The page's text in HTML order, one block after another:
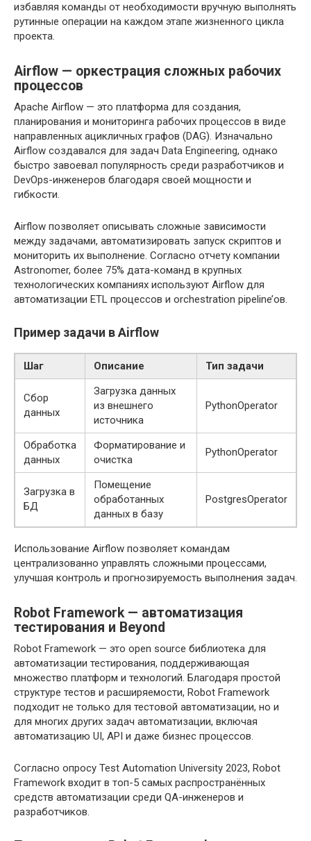
избавляя команды от необходимости вручную выполнять
рутинные операции на каждом этапе жизненного цикла
проекта.
Airflow — оркестрация сложных рабочих
процессов
Apache Airflow — это платформа для создания,
планирования и мониторинга рабочих процессов в виде
направленных ацикличных графов (DAG). Изначально
Airflow создавался для задач Data Engineering, однако
быстро завоевал популярность среди разработчиков и
DevOps-инженеров благодаря своей мощности и
гибкости.
Airflow позволяет описывать сложные зависимости
между задачами, автоматизировать запуск скриптов и
мониторить их выполнение. Согласно отчету компании
Astronomer, более 75% дата-команд в крупных
технологических компаниях используют Airflow для
автоматизации ETL процессов и orchestration pipeline’ов.
Пример задачи в Airflow
Шаг Описание Тип задачи
Сбор
данных
Загрузка данных
из внешнего
источника
PythonOperator
Обработка
данных
Форматирование и
очистка
PythonOperator
Загрузка в
БД
Помещение
обработанных
данных в базу
PostgresOperator
Использование Airflow позволяет командам
централизованно управлять сложными процессами,
улучшая контроль и прогнозируемость выполнения задач.
Robot Framework — автоматизация
тестирования и Beyond
Robot Framework — это open source библиотека для
автоматизации тестирования, поддерживающая
множество платформ и технологий. Благодаря простой
структуре тестов и расширяемости, Robot Framework
подходит не только для тестовой автоматизации, но и
для многих других задач автоматизации, включая
автоматизацию UI, API и даже бизнес процессов.
Согласно опросу Test Automation University 2023, Robot
Framework входит в топ-5 самых распространённых
средств автоматизации среди QA-инженеров и
разработчиков.